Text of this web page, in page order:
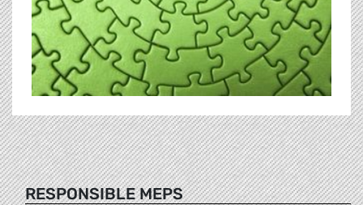
RESPONSIBLE MEPS